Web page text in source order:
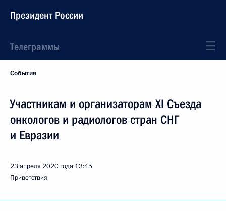
Президент России
Телеграммы
События
Участникам и организаторам XI Съезда
онкологов и радиологов стран СНГ
и Евразии
23 апреля 2020 года 13:45
Приветствия